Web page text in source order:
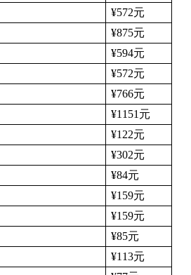
¥572元
¥875元
¥594元
¥572元
¥766元
¥1151 元
¥122元
¥302元
¥84元
¥159元
¥159元
¥85元
¥113元